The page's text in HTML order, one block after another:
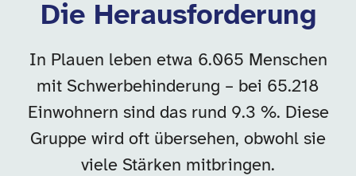
Die Herausforderung
In Plauen leben etwa 6.065 Menschen
mit Schwerbehinderung – bei 65.218
Einwohnern sind das rund 9.3 %. Diese
Gruppe wird oft übersehen, obwohl sie
viele Stärken mitbringen.